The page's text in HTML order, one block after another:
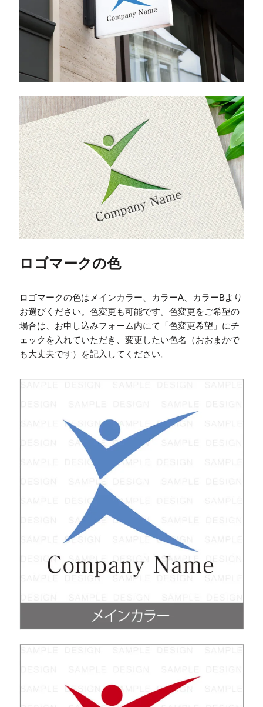
ロゴマークの色
ロゴマークの色はメインカラー、カラーA、カラーBより
お選びください。色変更も可能です。色変更をご希望の
場合は、お申し込みフォーム内にて「色変更希望」にチ
ェックを入れていただき、変更したい色名（おおまかで
も大丈夫です）を記入してください。